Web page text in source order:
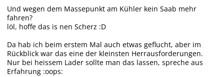
Und wegen dem Massepunkt am Kühler kein Saab mehr
fahren?
löl, hoffe das is nen Scherz :D
Da hab ich beim erstem Mal auch etwas geflucht, aber im
Rückblick war das eine der kleinsten Herrausforderungen.
Nur bei heissem Lader sollte man das lassen, spreche aus
Erfahrung :oops: